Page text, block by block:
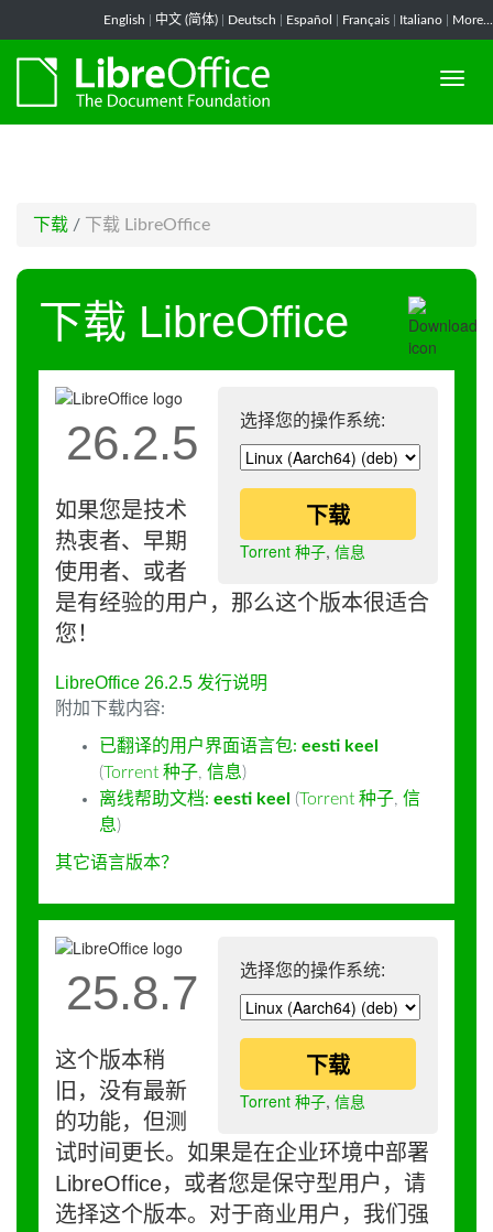
English 中文 (简体) Deutsch Español Français Italiano More...
下载 / 下载 LibreOffice
下载 LibreOffice
选择您的操作系统:
下载
Torrent 种子, 信息
26.2.5
如果您是技术
热衷者、早期
使用者、或者
是有经验的用户，那么这个版本很适合
您！
LibreOffice 26.2.5 发行说明
附加下载内容:
已翻译的用户界面语言包: eesti keel
(Torrent 种子, 信息)
离线帮助文档: eesti keel (Torrent 种子, 信
息)
其它语言版本？
选择您的操作系统:
下载
Torrent 种子, 信息
25.8.7
这个版本稍
旧，没有最新
的功能，但测
试时间更长。如果是在企业环境中部署
LibreOffice，或者您是保守型用户，请
选择这个版本。对于商业用户，我们强